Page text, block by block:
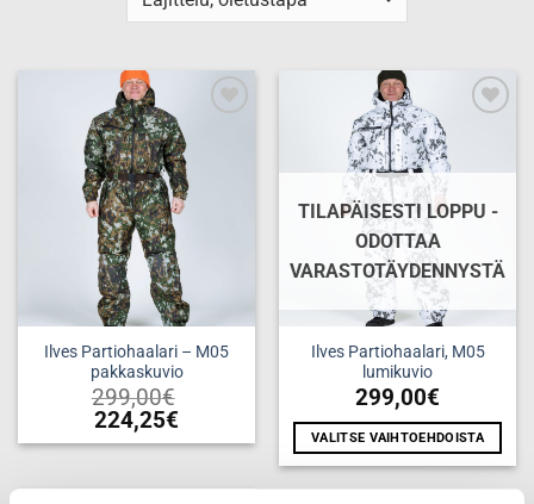
Ilves Partiohaalari – M05
pakkaskuvio
299,00€
224,25€
Tällä
on
TILAPÄISESTI LOPPU -
ODOTTAA
VARASTOTÄYDENNYSTÄ
Ilves Partiohaalari, M05
lumikuvio
299,00€
VALITSE VAIHTOEHDOISTA
Tällä
tuotteella